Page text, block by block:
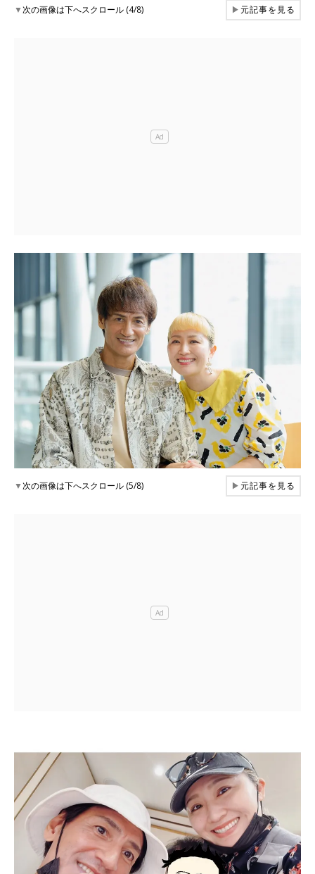
▼次の画像は下へスクロール (4/8) ▶元記事を見る
▼次の画像は下へスクロール (5/8) ▶元記事を見る